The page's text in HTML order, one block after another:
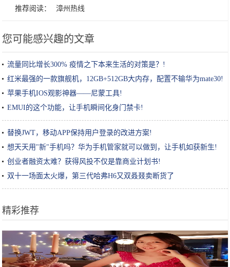
推荐阅读： 漳州热线
您可能感兴趣的文章
流量同比增长300% 疫情之下本来生活的对策是？!
红米最强的一款旗舰机，12GB+512GB大内存，配置不输华为mate30!
苹果手机IOS观影神器——尼蒙工具!
EMUI的这个功能，让手机瞬间化身门禁卡!
替换JWT，移动APP保持用户登录的改进方案!
想天天用"新"手机吗？华为手机管家就可以做到，让手机如获新生!
创业者融资太难？获得风投不仅是靠商业计划书!
双十一场面太火爆，第三代哈弗H6又双叒叕卖断货了
精彩推荐